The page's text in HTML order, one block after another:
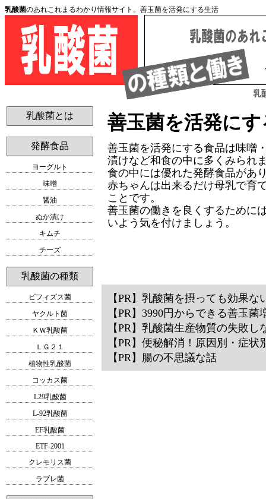
乳酸菌のあれこれまるわかり情報サイト。善玉菌を活発にする生活
善玉菌を活発に
善玉菌を活発にする食品は味噌
漬けなど和食の中に多くみられ
食の中には優れた発酵食品があ
赤ちゃんは出来るだけ母乳で育
ことです。
善玉菌の働きを良くするために
いよう気を付けましょう。
【PR】 乳酸菌を摂っても効果な
【PR】 3990円からできる善玉菌
【PR】 乳酸菌生産物質の失敗し
【PR】 便秘解消！原因別・症状
【PR】 腸の不思議な話
乳酸菌とは
発酵食品
ヨーグルト
味噌
醤油
ぬか漬け
キムチ
チーズ
乳酸菌の種類
ビフィズス菌
ヤクルト菌
ＫＷ乳酸菌
ＬＧ２１
植物性乳酸菌
コッカス菌
L29乳酸菌
L-92乳酸菌
EF乳酸菌
ETF-2001
クレモリス菌
ラブレ菌